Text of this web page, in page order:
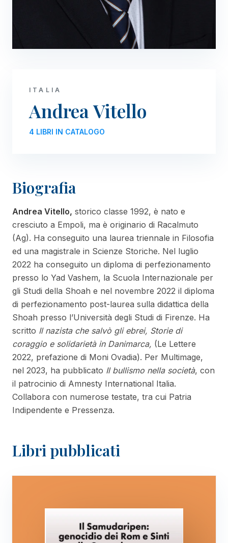
ITALIA
Andrea Vitello
4 LIBRI IN CATALOGO
Biografia
Andrea Vitello, storico classe 1992, è nato e
cresciuto a Empoli, ma è originario di Racalmuto
(Ag). Ha conseguito una laurea triennale in Filosofia
ed una magistrale in Scienze Storiche. Nel luglio
2022 ha conseguito un diploma di perfezionamento
presso lo Yad Vashem, la Scuola Internazionale per
gli Studi della Shoah e nel novembre 2022 il diploma
di perfezionamento post-laurea sulla didattica della
Shoah presso l’Università degli Studi di Firenze. Ha
scritto Il nazista che salvò gli ebrei, Storie di
coraggio e solidarietà in Danimarca, (Le Lettere
2022, prefazione di Moni Ovadia). Per Multimage,
nel 2023, ha pubblicato Il bullismo nella società, con
il patrocinio di Amnesty International Italia.
Collabora con numerose testate, tra cui Patria
Indipendente e Pressenza.
Libri pubblicati